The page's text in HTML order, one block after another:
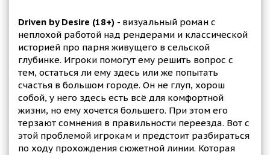
Driven by Desire (18+) - визуальный роман с
неплохой работой над рендерами и классической
историей про парня живущего в сельской
глубинке. Игроки помогут ему решить вопрос с
тем, остаться ли ему здесь или же попытать
счастья в большом городе. Он не глуп, хорош
собой, у него здесь есть всё для комфортной
жизни, но ему хочется большего. При этом его
терзают сомнения в правильности переезда. Вот с
этой проблемой игрокам и предстоит разбираться
по ходу прохождения сюжетной линии. Которая